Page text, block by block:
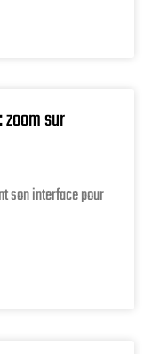
sur
son interface pour